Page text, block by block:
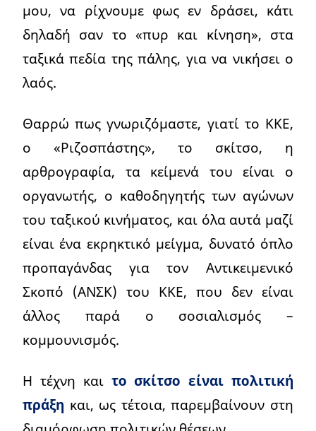
μου, να ρίχνουμε φως εν δράσει, κάτι
δηλαδή σαν το «πυρ και κίνηση», στα
ταξικά πεδία της πάλης, για να νικήσει ο
λαός.
Θαρρώ πως γνωριζόμαστε, γιατί το ΚΚΕ,
ο «Ριζοσπάστης», το σκίτσο, η
αρθρογραφία, τα κείμενά του είναι ο
οργανωτής, ο καθοδηγητής των αγώνων
του ταξικού κινήματος, και όλα αυτά μαζί
είναι ένα εκρηκτικό μείγμα, δυνατό όπλο
προπαγάνδας για τον Αντικειμενικό
Σκοπό (ΑΝΣΚ) του ΚΚΕ, που δεν είναι
άλλος παρά ο σοσιαλισμός –
κομμουνισμός.
Η τέχνη και το σκίτσο είναι πολιτική
πράξη και, ως τέτοια, παρεμβαίνουν στη